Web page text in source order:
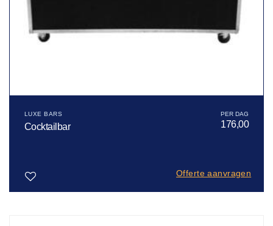
LUXE BARS
Cocktailbar 176,00
Offerte aanvragen